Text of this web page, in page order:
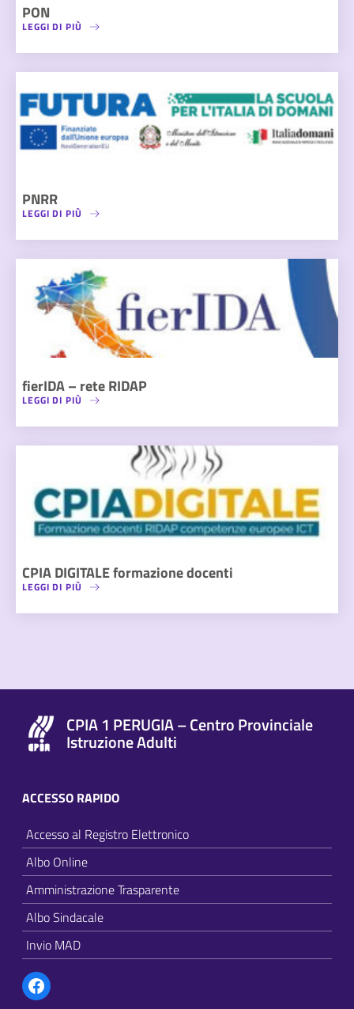
PON
LEGGI DI PIÙ
PNRR
LEGGI DI PIÙ
fierIDA – rete RIDAP
LEGGI DI PIÙ
CPIA DIGITALE formazione docenti
LEGGI DI PIÙ
CPIA 1 PERUGIA – Centro Provinciale
Istruzione Adulti
ACCESSO RAPIDO
Accesso al Registro Elettronico
Albo Online
Amministrazione Trasparente
Albo Sindacale
Invio MAD
Facebook